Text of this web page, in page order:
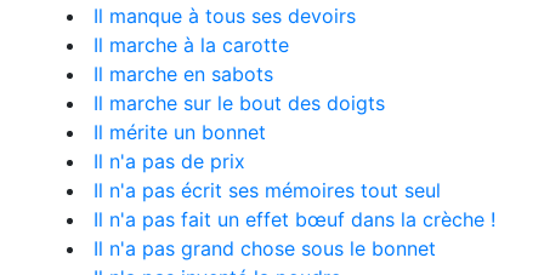
Il manque à tous ses devoirs
Il marche à la carotte
Il marche en sabots
Il marche sur le bout des doigts
Il mérite un bonnet
Il n'a pas de prix
Il n'a pas écrit ses mémoires tout seul
Il n'a pas fait un effet bœuf dans la crèche !
Il n'a pas grand chose sous le bonnet